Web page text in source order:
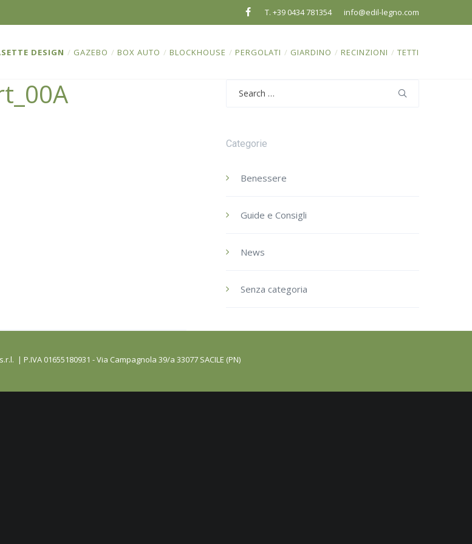
info@edil-legno.com
T. +39 0434 781354
DESIGN / GAZEBO / BOX AUTO / BLOCKHOUSE / PERGOLATI / GIARDINO / RECINZIONI / TETTI
Categorie
Benessere
Guide e Consigli
News
Senza categoria
| P.IVA 01655180931 - Via Campagnola 39/a 33077 SACILE (PN)